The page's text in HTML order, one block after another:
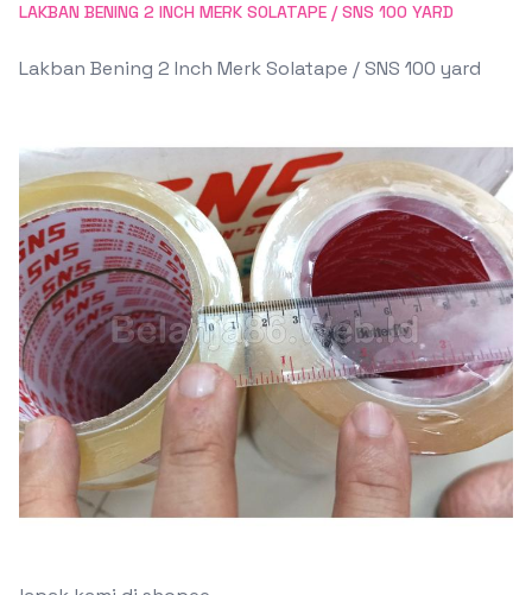
LAKBAN BENING 2 INCH MERK SOLATAPE / SNS 100 YARD
Lakban Bening 2 Inch Merk Solatape / SNS 100 yard